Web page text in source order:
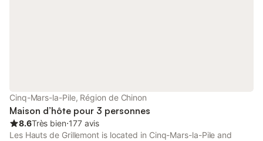
Cinq-Mars-la-Pile, Région de Chinon
Maison d’hôte pour 3 personnes
8.6Très bien⋅177 avis
Les Hauts de Grillemont is located in Cinq-Mars-la-Pile and